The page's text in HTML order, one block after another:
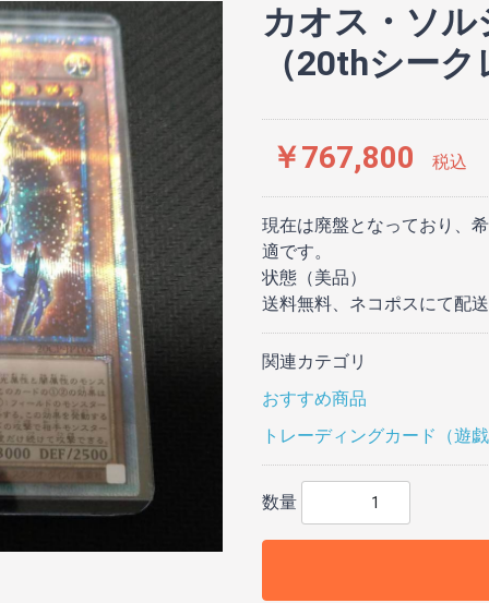
カオス・ソ
（20thシー
￥767,800 税込
現在は廃盤となっており、
適です。
状態（美品）
送料無料、ネコポスにて配
関連カテゴリ
おすすめ商品
トレーディングカード（遊
数量